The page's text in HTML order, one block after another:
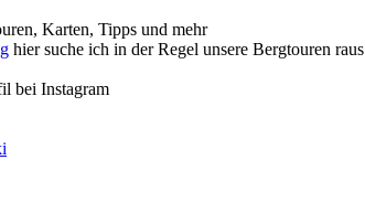
Karten, Tipps und mehr
hier suche ich in der Regel unsere Bergtouren raus
bei Instagram